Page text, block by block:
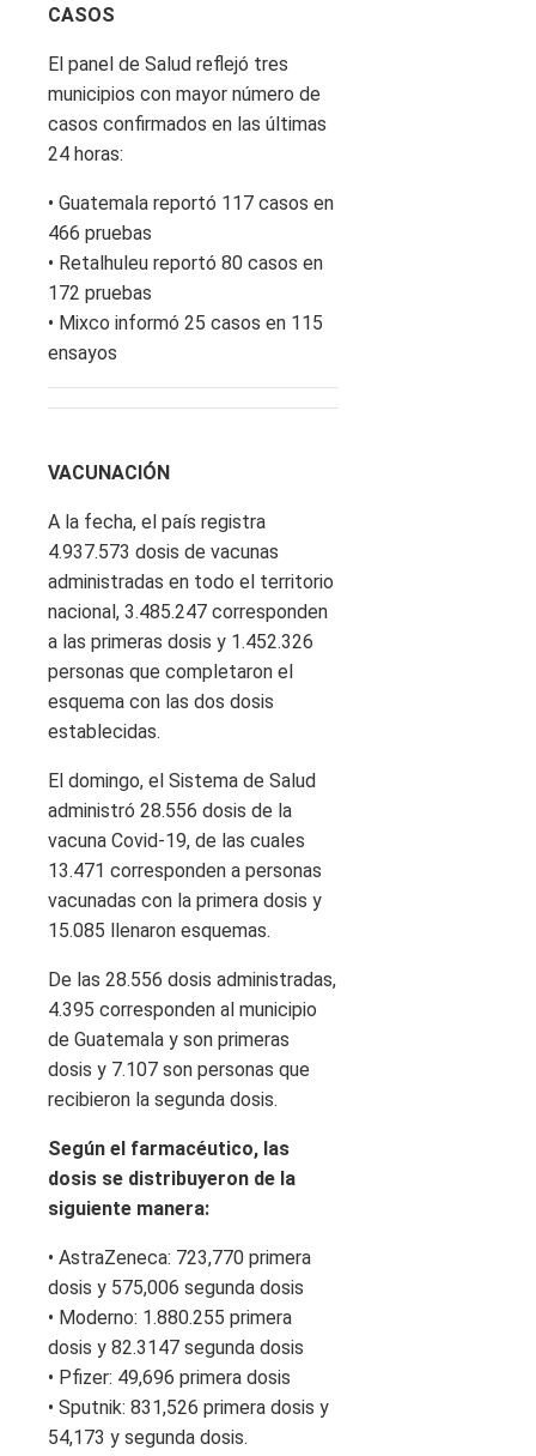
CASOS
El panel de Salud reflejó tres
municipios con mayor número de
casos confirmados en las últimas
24 horas:
• Guatemala reportó 117 casos en
466 pruebas
• Retalhuleu reportó 80 casos en
172 pruebas
• Mixco informó 25 casos en 115
ensayos
VACUNACIÓN
A la fecha, el país registra
4.937.573 dosis de vacunas
administradas en todo el territorio
nacional, 3.485.247 corresponden
a las primeras dosis y 1.452.326
personas que completaron el
esquema con las dos dosis
establecidas.
El domingo, el Sistema de Salud
administró 28.556 dosis de la
vacuna Covid-19, de las cuales
13.471 corresponden a personas
vacunadas con la primera dosis y
15.085 llenaron esquemas.
De las 28.556 dosis administradas,
4.395 corresponden al municipio
de Guatemala y son primeras
dosis y 7.107 son personas que
recibieron la segunda dosis.
Según el farmacéutico, las
dosis se distribuyeron de la
siguiente manera:
• AstraZeneca: 723,770 primera
dosis y 575,006 segunda dosis
• Moderno: 1.880.255 primera
dosis y 82.3147 segunda dosis
• Pfizer: 49,696 primera dosis
• Sputnik: 831,526 primera dosis y
54,173 y segunda dosis.